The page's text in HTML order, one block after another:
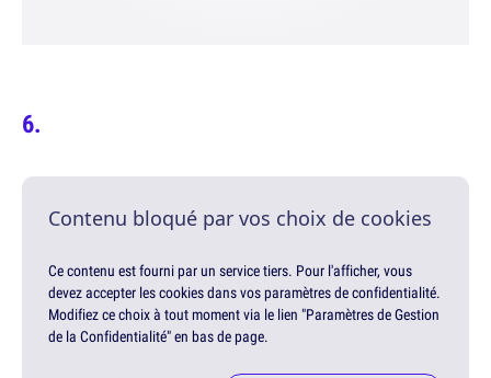
Contenu bloqué par vos choix de cookies
Ce contenu est fourni par un service tiers. Pour l'afficher, vous
devez accepter les cookies dans vos paramètres de confidentialité.
Modifiez ce choix à tout moment via le lien "Paramètres de Gestion
de la Confidentialité" en bas de page.